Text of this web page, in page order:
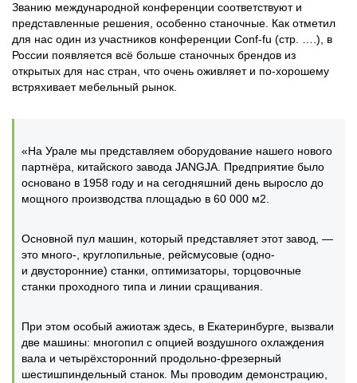
Званию международной конференции соответствуют и
представленные решения, особенно станочные. Как отметил
для нас один из участников конференции Conf-fu (стр. ….), в
России появляется всё больше станочных брендов из
открытых для нас стран, что очень оживляет и по-хорошему
встряхивает мебельный рынок.
«На Урале мы представляем оборудование нашего нового
партнёра, китайского завода JANGJA. Предприятие было
основано в 1958 году и на сегодняшний день выросло до
мощного производства площадью в 60 000 м2.
Основной пул машин, который представляет этот завод, —
это много-, круглопильные, рейсмусовые (одно-
и двусторонние) станки, оптимизаторы, торцовочные
станки проходного типа и линии сращивания.
При этом особый ажиотаж здесь, в Екатеринбурге, вызвали
две машины: многопил с опцией воздушного охлаждения
вала и четырёхсторонний продольно-фрезерный
шестишпиндельный станок. Мы проводим демонстрацию,